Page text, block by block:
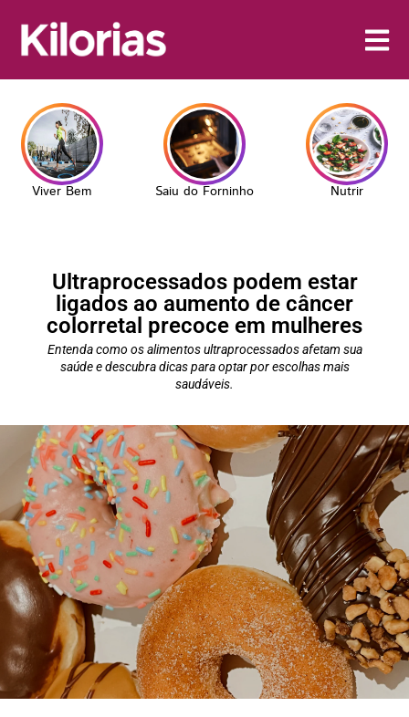
Viver Bem Saiu do Forninho Nutrir
Ultraprocessados podem estar
ligados ao aumento de câncer
colorretal precoce em mulheres
Entenda como os alimentos ultraprocessados afetam sua
saúde e descubra dicas para optar por escolhas mais
saudáveis.